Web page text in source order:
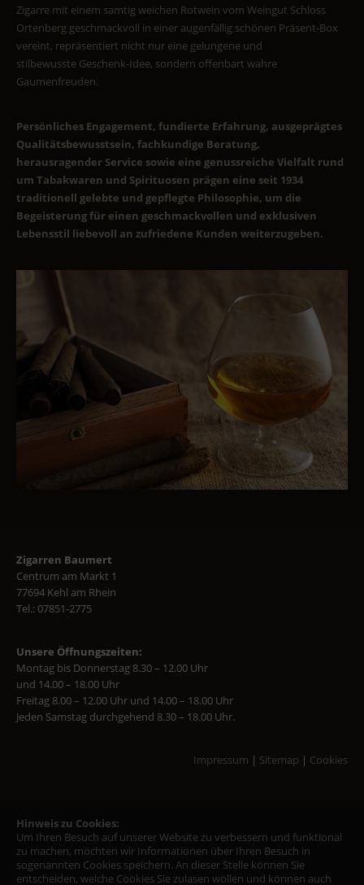
Hinweis zu Cookies:
Um Ihren Besuch auf unserer Website zu verbessern und funktional
zu machen, möchten wir Informationen über Ihren Besuch in
sogenannten Cookies speichern. An dieser Stelle können Sie
entscheiden, welche Cookies Sie zulasen wollen und können auch
Zigarre mit einem samtig weichen Rotwein vom Weingut Schloss
Ortenberg geschmackvoll in einer augenfällig schönen Präsent-Box
vereint, repräsentiert nicht nur eine gelungene und
stilbewusste Geschenk-Idee, sondern offenbart wahre
Gaumenfreuden.
Persönliches Engagement, fundierte Erfahrung, ausgeprägtes
Qualitätsbewusstsein, fachkundige Beratung,
herausragender Service sowie eine genussreiche Vielfalt rund
um Tabakwaren und Spirituosen prägen eine seit 1934
traditionell gelebte und gepflegte Philosophie, um die
Begeisterung für einen geschmackvollen und exklusiven
Lebensstil liebevoll an zufriedene Kunden weiterzugeben.
Zigarren Baumert
Centrum am Markt 1
77694 Kehl am Rhein
Tel.: 07851-2775
Unsere Öffnungszeiten:
Montag bis Donnerstag 8.30 – 12.00 Uhr
und 14.00 – 18.00 Uhr
Freitag 8.00 – 12.00 Uhr und 14.00 – 18.00 Uhr
Jeden Samstag durchgehend 8.30 – 18.00 Uhr.
Impressum | Sitemap | Cookies